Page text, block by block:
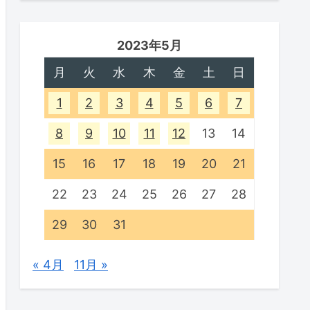
2023年5月
月
火 水 木 金 土 日
1 2 3 4 5 6 7
8 9 10 11 12 13 14
15 16 17 18 19 20 21
22 23 24 25 26 27 28
29 30 31
« 4月 11月 »